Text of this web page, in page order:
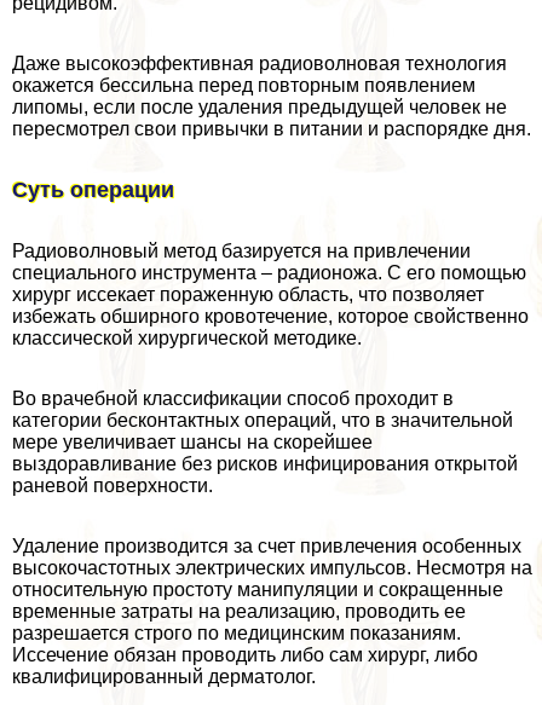
Даже высокоэффективная радиоволновая технология
окажется бессильна перед повторным появлением
липомы, если после удаления предыдущей человек не
пересмотрел свои привычки в питании и распорядке дня.
Суть операции
Радиоволновый метод базируется на привлечении
специального инструмента – радионожа. С его помощью
хирург иссекает пораженную область, что позволяет
избежать обширного кровотечение, которое свойственно
классической хирургической методике.
Во врачебной классификации способ проходит в
категории бесконтактных операций, что в значительной
мере увеличивает шансы на скорейшее
выздоравливание без рисков инфицирования открытой
раневой поверхности.
Удаление производится за счет привлечения особенных
высокочастотных электрических импульсов. Несмотря на
относительную простоту манипуляции и сокращенные
временные затраты на реализацию, проводить ее
разрешается строго по медицинским показаниям.
Иссечение обязан проводить либо сам хирург, либо
квалифицированный дерматолог.